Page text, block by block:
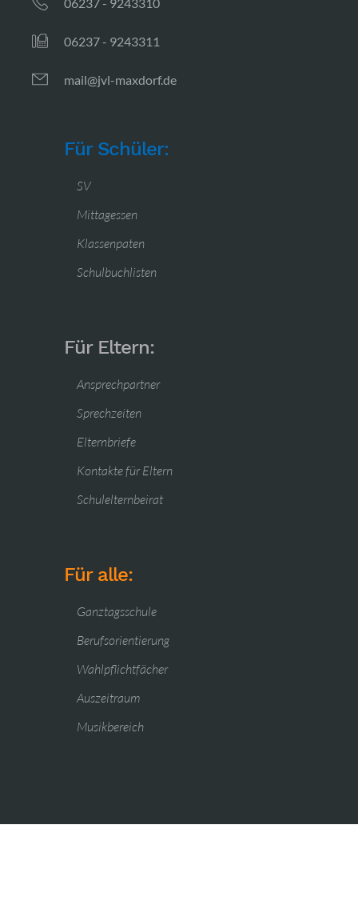
06237 - 9243311
mail@jvl-maxdorf.de
Für Schüler:
SV
Mittagessen
Klassenpaten
Schulbuchlisten
Für Eltern:
Ansprechpartner
Sprechzeiten
Elternbriefe
Kontakte für Eltern
Schulelternbeirat
Für alle:
Ganztagsschule
Berufsorientierung
Wahlpflichtfächer
Auszeitraum
Musikbereich